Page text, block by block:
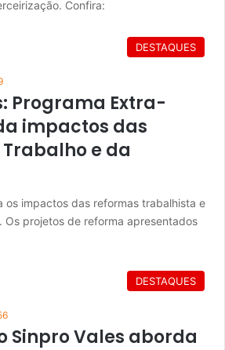
Confira:
DESTAQUES
Programa Extra-
impactos das
e da
os impactos das reformas trabalhista e
Os projetos de reforma apresentados
DESTAQUES
Sinpro Vales aborda